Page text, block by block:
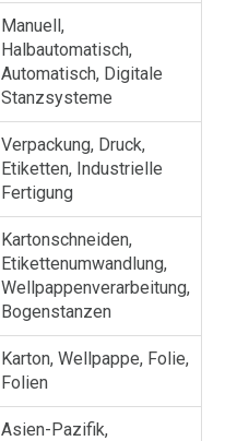
Manuell,
Halbautomatisch,
Automatisch, Digitale
Stanzsysteme
Verpackung, Druck,
Etiketten, Industrielle
Fertigung
Kartonschneiden,
Etikettenumwandlung,
Wellpappenverarbeitung,
Bogenstanzen
Karton, Wellpappe, Folie,
Folien
Asien-Pazifik,